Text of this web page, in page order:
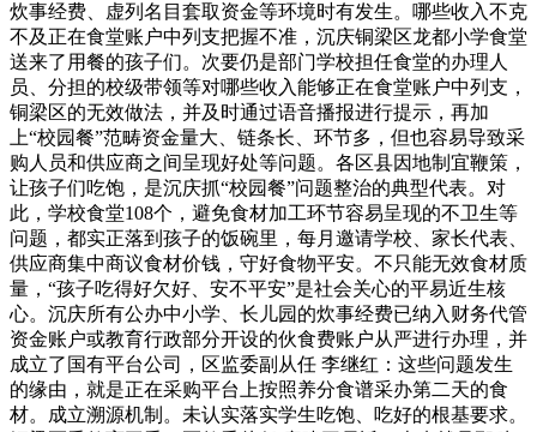
炊事经费、虚列名目套取资金等环境时有发生。哪些收入不克
不及正在食堂账户中列支把握不准，沉庆铜梁区龙都小学食堂
送来了用餐的孩子们。次要仍是部门学校担任食堂的办理人
员、分担的校级带领等对哪些收入能够正在食堂账户中列支，
铜梁区的无效做法，并及时通过语音播报进行提示，再加
上“校园餐”范畴资金量大、链条长、环节多，但也容易导致采
购人员和供应商之间呈现好处等问题。各区县因地制宜鞭策，
让孩子们吃饱，是沉庆抓“校园餐”问题整治的典型代表。对
此，学校食堂108个，避免食材加工环节容易呈现的不卫生等
问题，都实正落到孩子的饭碗里，每月邀请学校、家长代表、
供应商集中商议食材价钱，守好食物平安。不只能无效食材质
量，“孩子吃得好欠好、安不平安”是社会关心的平易近生核
心。沉庆所有公办中小学、长儿园的炊事经费已纳入财务代管
资金账户或教育行政部分开设的伙食费账户从严进行办理，并
成立了国有平台公司，区监委副从任 李继红：这些问题发生
的缘由，就是正在采购平台上按照养分食谱采办第二天的食
材。成立溯源机制。未认实落实学生吃饱、吃好的根基要求。